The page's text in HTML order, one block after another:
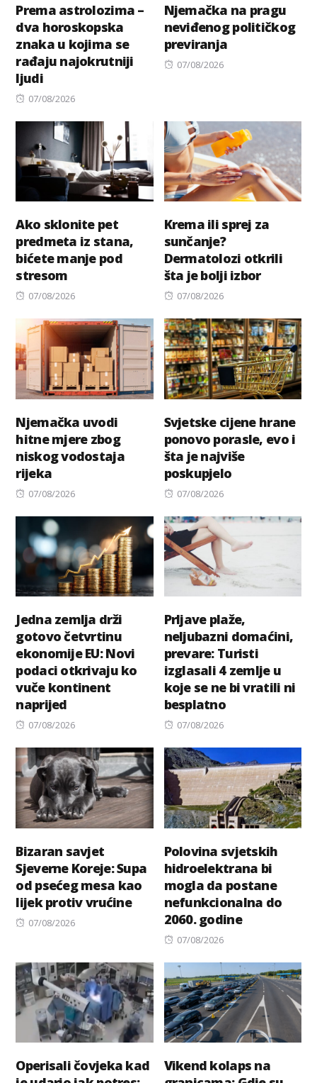
Prema astrolozima –
dva horoskopska
znaka u kojima se
rađaju najokrutniji
ljudi
Posted
07/08/2026
Njemačka na pragu
neviđenog političkog
previranja
Posted
07/08/2026
Ako sklonite pet
predmeta iz stana,
bićete manje pod
stresom
Posted
07/08/2026
Krema ili sprej za
sunčanje?
Dermatolozi otkrili
šta je bolji izbor
Posted
07/08/2026
Njemačka uvodi
hitne mjere zbog
niskog vodostaja
rijeka
Posted
07/08/2026
Svjetske cijene hrane
ponovo porasle, evo i
šta je najviše
poskupjelo
Posted
07/08/2026
Jedna zemlja drži
gotovo četvrtinu
ekonomije EU: Novi
podaci otkrivaju ko
vuče kontinent
naprijed
Posted
07/08/2026
Prljave plaže,
neljubazni domaćini,
prevare: Turisti
izglasali 4 zemlje u
koje se ne bi vratili ni
besplatno
Posted
07/08/2026
Bizaran savjet
Sjeverne Koreje: Supa
od psećeg mesa kao
lijek protiv vrućine
Posted
07/08/2026
Polovina svjetskih
hidroelektrana bi
mogla da postane
nefunkcionalna do
2060. godine
Posted
07/08/2026
Operisali čovjeka kad
Vikend kolaps na